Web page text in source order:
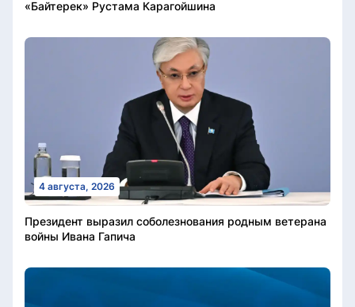
«Байтерек» Рустама Карагойшина
4 августа, 2026
Президент выразил соболезнования родным ветерана
войны Ивана Гапича